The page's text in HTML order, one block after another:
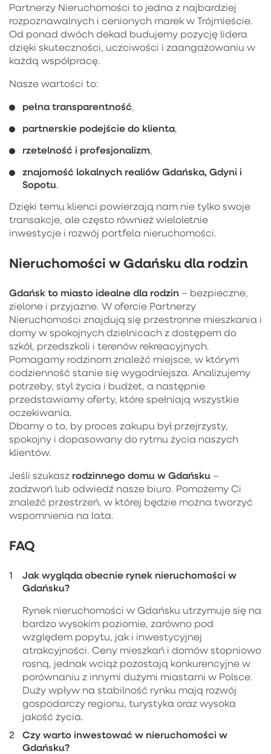
Partnerzy Nieruchomości to jedna z najbardziej
rozpoznawalnych i cenionych marek w Trójmieście.
Od ponad dwóch dekad budujemy pozycję lidera
dzięki skuteczności, uczciwości i zaangażowaniu w
każdą współpracę.
Nasze wartości to:
pełna transparentność,
partnerskie podejście do klienta,
rzetelność i profesjonalizm,
znajomość lokalnych realiów Gdańska, Gdyni i
Sopotu.
Dzięki temu klienci powierzają nam nie tylko swoje
transakcje, ale często również wieloletnie
inwestycje i rozwój portfela nieruchomości.
Nieruchomości w Gdańsku dla rodzin
Gdańsk to miasto idealne dla rodzin – bezpieczne,
zielone i przyjazne. W ofercie Partnerzy
Nieruchomości znajdują się przestronne mieszkania i
domy w spokojnych dzielnicach z dostępem do
szkół, przedszkoli i terenów rekreacyjnych.
Pomagamy rodzinom znaleźć miejsce, w którym
codzienność stanie się wygodniejsza. Analizujemy
potrzeby, styl życia i budżet, a następnie
przedstawiamy oferty, które spełniają wszystkie
oczekiwania.
Dbamy o to, by proces zakupu był przejrzysty,
spokojny i dopasowany do rytmu życia naszych
klientów.
Jeśli szukasz rodzinnego domu w Gdańsku –
zadzwoń lub odwiedź nasze biuro. Pomożemy Ci
znaleźć przestrzeń, w której będzie można tworzyć
wspomnienia na lata.
FAQ
Jak wygląda obecnie rynek nieruchomości w
Gdańsku?
Rynek nieruchomości w Gdańsku utrzymuje się na
bardzo wysokim poziomie, zarówno pod
względem popytu, jak i inwestycyjnej
atrakcyjności. Ceny mieszkań i domów stopniowo
rosną, jednak wciąż pozostają konkurencyjne w
porównaniu z innymi dużymi miastami w Polsce.
Duży wpływ na stabilność rynku mają rozwój
gospodarczy regionu, turystyka oraz wysoka
jakość życia.
Czy warto inwestować w nieruchomości w
Gdańsku?